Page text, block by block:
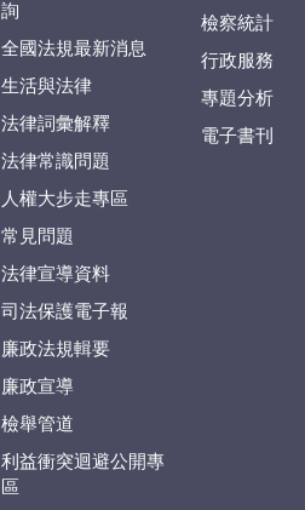
詢
全國法規最新消息
生活與法律
法律詞彙解釋
法律常識問題
人權大步走專區
常見問題
法律宣導資料
司法保護電子報
廉政法規輯要
廉政宣導
檢舉管道
利益衝突迴避公開專
區
檢察統計
行政服務
專題分析
電子書刊